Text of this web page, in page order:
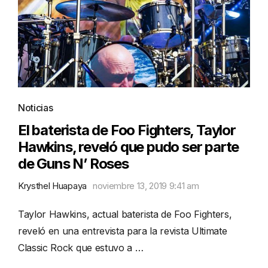
Noticias
El baterista de Foo Fighters, Taylor
Hawkins, reveló que pudo ser parte
de Guns N’ Roses
Krysthel Huapaya noviembre 13, 2019 9:41 am
Taylor Hawkins, actual baterista de Foo Fighters,
reveló en una entrevista para la revista Ultimate
Classic Rock que estuvo a …